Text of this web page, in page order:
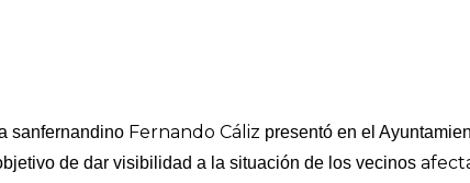
sanfernandino Fernando Cáliz presentó en el
de dar visibilidad a la situación de los vecinos